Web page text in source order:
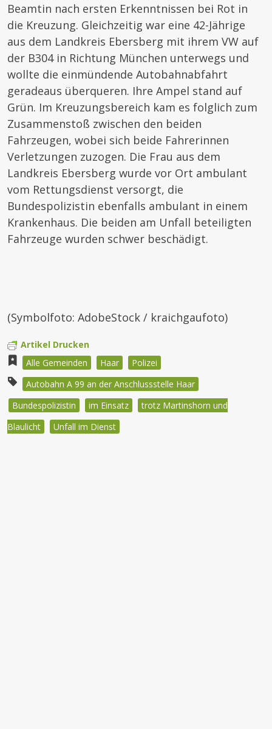
Beamtin nach ersten Erkenntnissen bei Rot in
die Kreuzung. Gleichzeitig war eine 42-Jährige
aus dem Landkreis Ebersberg mit ihrem VW auf
der B304 in Richtung München unterwegs und
wollte die einmündende Autobahnabfahrt
geradeaus überqueren. Ihre Ampel stand auf
Grün. Im Kreuzungsbereich kam es folglich zum
Zusammenstoß zwischen den beiden
Fahrzeugen, wobei sich beide Fahrerinnen
Verletzungen zuzogen. Die Frau aus dem
Landkreis Ebersberg wurde vor Ort ambulant
vom Rettungsdienst versorgt, die
Bundespolizistin ebenfalls ambulant in einem
Krankenhaus. Die beiden am Unfall beteiligten
Fahrzeuge wurden schwer beschädigt.
(Symbolfoto: AdobeStock / kraichgaufoto)
Artikel Drucken
Alle Gemeinden
Haar
Polizei
Autobahn A 99 an der Anschlussstelle Haar
Bundespolizistin
im Einsatz
trotz Martinshorn und
Blaulicht
Unfall im Dienst